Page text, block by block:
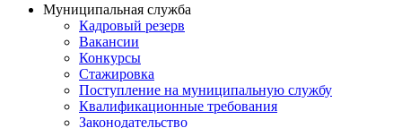
Муниципальная служба
Кадровый резерв
Вакансии
Конкурсы
Стажировка
Поступление на муниципальную службу
Квалификационные требования
Законодательство